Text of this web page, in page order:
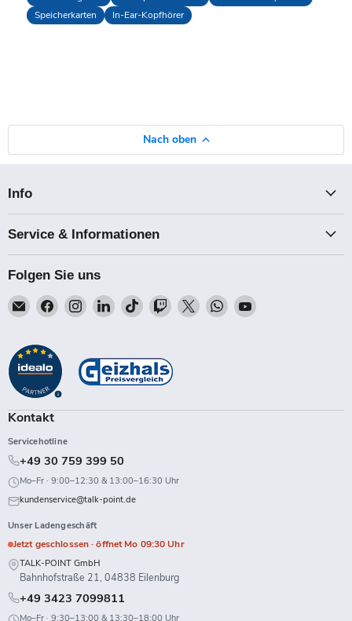
Speicherkarten
In-Ear-Kopfhörer
Nach oben
Info
Service & Informationen
Folgen Sie uns
Email
Talk-
Finden
Sie
auf
Facebook
Finden
Sie
auf
Instagram
Finden
Sie
auf
LinkedIn
Finden
Sie
auf
TikTok
Finden
Sie
Twitch
Finden
Sie
Finden
Sie
Finden
Kontakt
Servicehotline
+49 30 759 399 50
Mo–Fr · 9:00–12:30 & 13:00–16:30 Uhr
kundenservice@talk-point.de
Unser Ladengeschäft
Jetzt geschlossen · öffnet Mo 09:30 Uhr
TALK-POINT GmbH
Bahnhofstraße 21, 04838 Eilenburg
+49 3423 7099811
Mo–Fr · 9:30–13:00 & 13:30–18:00 Uhr